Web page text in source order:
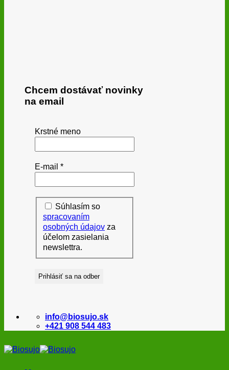
Chcem dostávať novinky
na email
Krstné meno
E-mail *
Súhlasím so
spracovaním
osobných údajov za
účelom zasielania
newslettra.
info@biosujo.sk
+421 908 544 483